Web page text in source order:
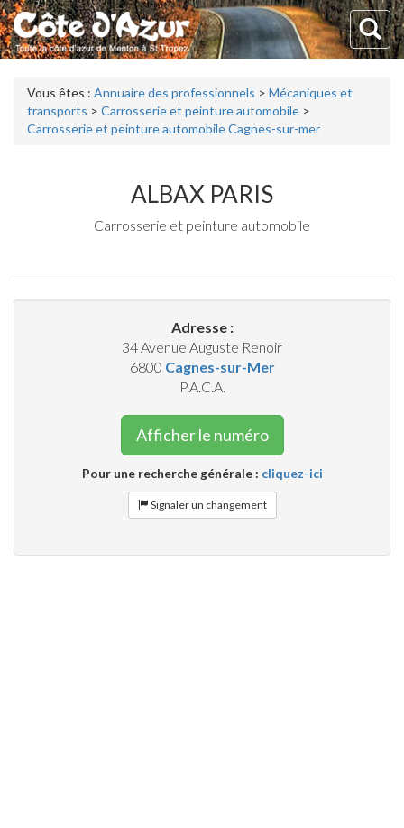
Vous êtes : Annuaire des professionnels > Mécaniques et
transports > Carrosserie et peinture automobile >
Carrosserie et peinture automobile Cagnes-sur-mer
ALBAX PARIS
Carrosserie et peinture automobile
Adresse :
34 Avenue Auguste Renoir
6800 Cagnes-sur-Mer
P.A.C.A.
Afficher le numéro
Pour une recherche générale : cliquez-ici
Signaler un changement